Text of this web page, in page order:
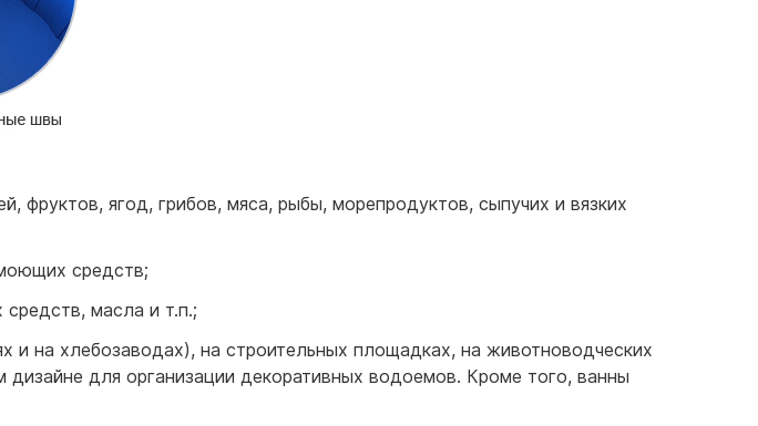
фруктов, ягод, грибов, мяса, рыбы, морепродуктов, сыпучих и вязких
средств;
масла и т.п.;
на хлебозаводах), на строительных площадках, на животноводческих
для организации декоративных водоемов. Кроме того, ванны